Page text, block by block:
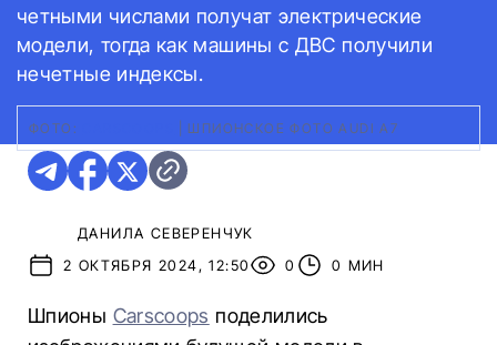
четными числами получат электрические
модели, тогда как машины с ДВС получили
нечетные индексы.
ФОТО: ШПИОНСКОЕ ФОТО AUDI A7
ДАНИЛА СЕВЕРЕНЧУК
2 ОКТЯБРЯ 2024, 12:50
0 0 МИН
Шпионы Carscoops поделились